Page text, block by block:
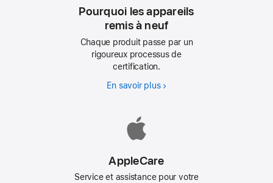
to
go
to
the
page
Pourquoi les appareils
remis à neuf
Chaque produit passe par un
rigoureux processus de
certification.
En savoir plusPourquoi
AppleCare
Service et assistance pour votre